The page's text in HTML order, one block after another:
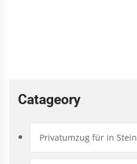
Catageory
Privatumzug für in Stein